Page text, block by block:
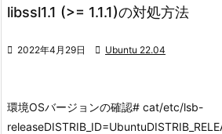
libssl1.1 (>= 1.1.1)の対処方法
 2022年4月29日  Ubuntu 22.04
環境OSバージョンの確認# cat/etc/lsb-